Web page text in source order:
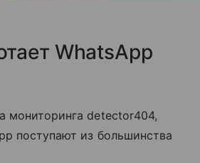
WhatsApp
мониторинга detector404,
поступают из большинства